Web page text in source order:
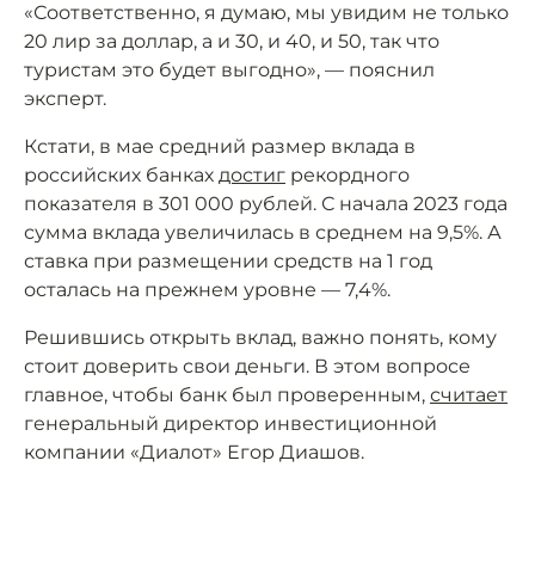
«Соответственно, я думаю, мы увидим не только
20 лир за доллар, а и 30, и 40, и 50, так что
туристам это будет выгодно», — пояснил
эксперт.
Кстати, в мае средний размер вклада в
российских банках достиг рекордного
показателя в 301 000 рублей. С начала 2023 года
сумма вклада увеличилась в среднем на 9,5%. А
ставка при размещении средств на 1 год
осталась на прежнем уровне — 7,4%.
Решившись открыть вклад, важно понять, кому
стоит доверить свои деньги. В этом вопросе
главное, чтобы банк был проверенным, считает
генеральный директор инвестиционной
компании «Диалот» Егор Диашов.